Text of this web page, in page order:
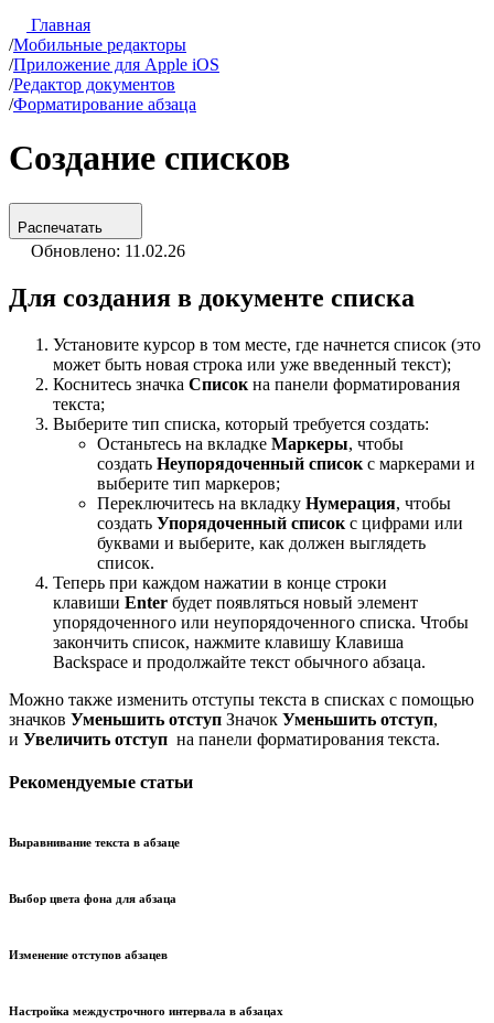
Главная
/Мобильные редакторы
/Приложение для Apple iOS
/Редактор документов
/Форматирование абзаца
Создание списков
Распечатать
Обновлено: 11.02.26
Для создания в документе списка
Установите курсор в том месте, где начнется список (это
может быть новая строка или уже введенный текст);
Коснитесь значка Список на панели форматирования
текста;
Выберите тип списка, который требуется создать:
Останьтесь на вкладке Маркеры, чтобы
создать Неупорядоченный список с маркерами и
выберите тип маркеров;
Переключитесь на вкладку Нумерация, чтобы
создать Упорядоченный список с цифрами или
буквами и выберите, как должен выглядеть
список.
Теперь при каждом нажатии в конце строки
клавиши Enter будет появляться новый элемент
упорядоченного или неупорядоченного списка. Чтобы
закончить список, нажмите клавишу Клавиша
Backspace и продолжайте текст обычного абзаца.
Можно также изменить отступы текста в списках с помощью
значков Уменьшить отступ Значок Уменьшить отступ,
и Увеличить отступ на панели форматирования текста.
Рекомендуемые статьи
Выравнивание текста в абзаце
Выбор цвета фона для абзаца
Изменение отступов абзацев
Настройка междустрочного интервала в абзацах